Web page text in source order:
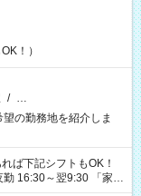
！）
/ …
の勤務地を紹介しま
～翌9:30 「家族
飯の準備がしたい」